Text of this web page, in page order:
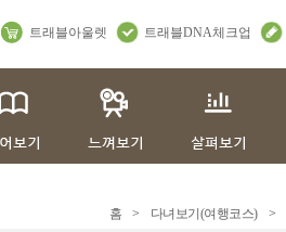
트래블아울렛 트래블DNA체크업
홈 > 다녀보기(여행코스) >